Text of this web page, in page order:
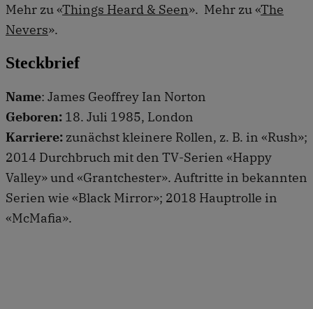
Mehr zu «Things Heard & Seen». Mehr zu «The
Nevers».
Steckbrief
Name: James Geoffrey Ian Norton
Geboren: 18. Juli 1985, London
Karriere: zunächst kleinere Rollen, z. B. in «Rush»;
2014 Durchbruch mit den TV-Serien «Happy
Valley» und «Grantchester». Auftritte in bekannten
Serien wie «Black Mirror»; 2018 Hauptrolle in
«McMafia».